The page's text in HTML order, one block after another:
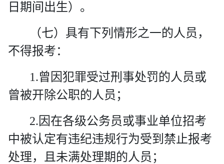
日期间出生）。
（七） 具有下列情形之一的人员，
不得报考：
1.曾因犯罪受过刑事处罚的人员或
曾被开除公职的人员；
2. 因在各级公务员或事业单位招考
中被认定有违纪违规行为受到禁止报考
处理，且未满处理期的人员；